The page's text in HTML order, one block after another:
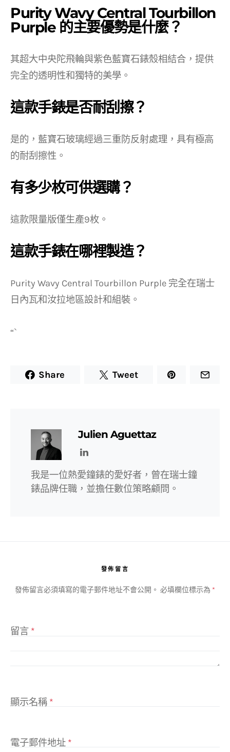
Purity Wavy Central Tourbillon
Purple 的主要優勢是什麼？
其超大中央陀飛輪與紫色藍寶石錶殼相結合，提供
完全的透明性和獨特的美學。
這款手錶是否耐刮擦？
是的，藍寶石玻璃經過三重防反射處理，具有極高
的耐刮擦性。
有多少枚可供選購？
這款限量版僅生產9枚。
這款手錶在哪裡製造？
Purity Wavy Central Tourbillon Purple 完全在瑞士
日內瓦和汝拉地區設計和組裝。
“`
Share Tweet
Julien Aguettaz
我是一位熱愛鐘錶的愛好者，曾在瑞士鐘
錶品牌任職，並擔任數位策略顧問。
發佈留言
發佈留言必須填寫的電子郵件地址不會公開。 必填欄位標示為 *
留言 *
顯示名稱 *
電子郵件地址 *